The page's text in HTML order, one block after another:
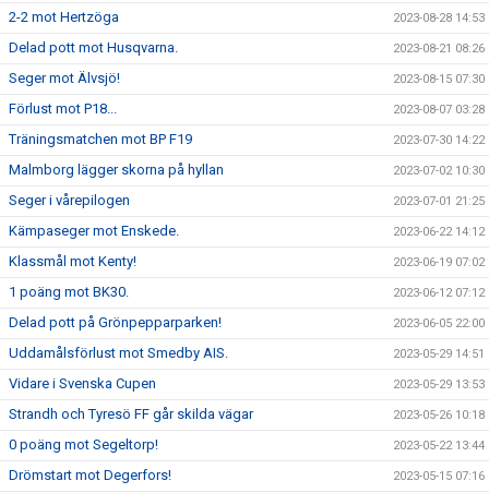
2-2 mot Hertzöga 2023-08-28 14:53
Delad pott mot Husqvarna. 2023-08-21 08:26
Seger mot Älvsjö! 2023-08-15 07:30
Förlust mot P18... 2023-08-07 03:28
Träningsmatchen mot BP F19 2023-07-30 14:22
Malmborg lägger skorna på hyllan 2023-07-02 10:30
Seger i vårepilogen 2023-07-01 21:25
Kämpaseger mot Enskede. 2023-06-22 14:12
Klassmål mot Kenty! 2023-06-19 07:02
1 poäng mot BK30. 2023-06-12 07:12
Delad pott på Grönpepparparken! 2023-06-05 22:00
Uddamålsförlust mot Smedby AIS. 2023-05-29 14:51
Vidare i Svenska Cupen 2023-05-29 13:53
Strandh och Tyresö FF går skilda vägar 2023-05-26 10:18
0 poäng mot Segeltorp! 2023-05-22 13:44
Drömstart mot Degerfors! 2023-05-15 07:16